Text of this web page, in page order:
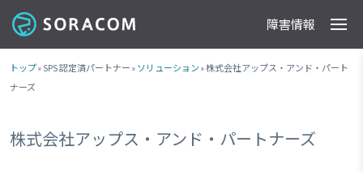
製品
事例
料金
ドキュメント
導入支援
IoTストア
最新情報 障害情報
トップ» SPS 認定済パートナー » ソリューション » 株式会社アップス・アンド・パート
ナーズ
株式会社アップス・アンド・パートナーズ